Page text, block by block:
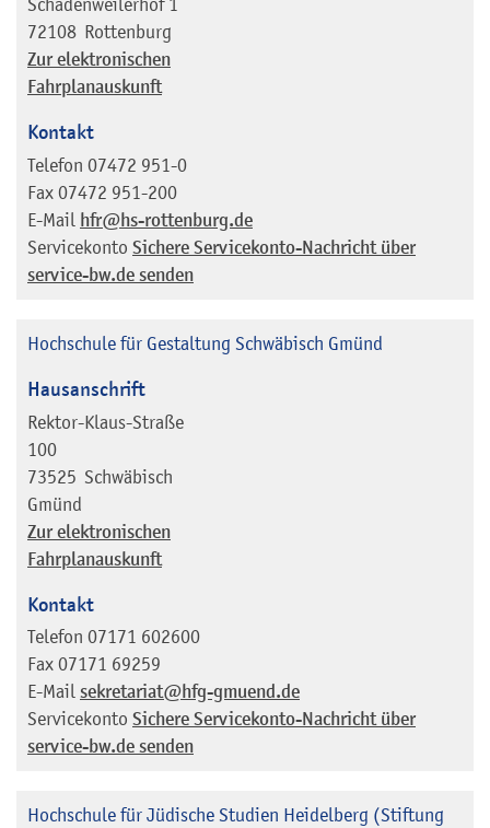
72108 Rottenburg
Zur elektronischen
Fahrplanauskunft
Kontakt
Telefon 07472 951-0
Fax 07472 951-200
E-Mail hfr@hs-rottenburg.de
Servicekonto Sichere Servicekonto-Nachricht über
service-bw.de senden
Hochschule für Gestaltung Schwäbisch Gmünd
Hausanschrift
Rektor-Klaus-Straße
100
73525 Schwäbisch
Gmünd
Zur elektronischen
Fahrplanauskunft
Kontakt
Telefon 07171 602600
Fax 07171 69259
E-Mail sekretariat@hfg-gmuend.de
Servicekonto Sichere Servicekonto-Nachricht über
service-bw.de senden
Hochschule für Jüdische Studien Heidelberg (Stiftung